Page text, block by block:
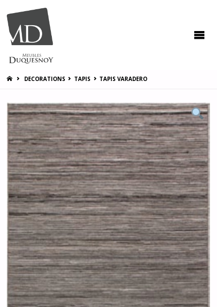
HOMEDECORATIONS TAPIS TAPIS VARADERO